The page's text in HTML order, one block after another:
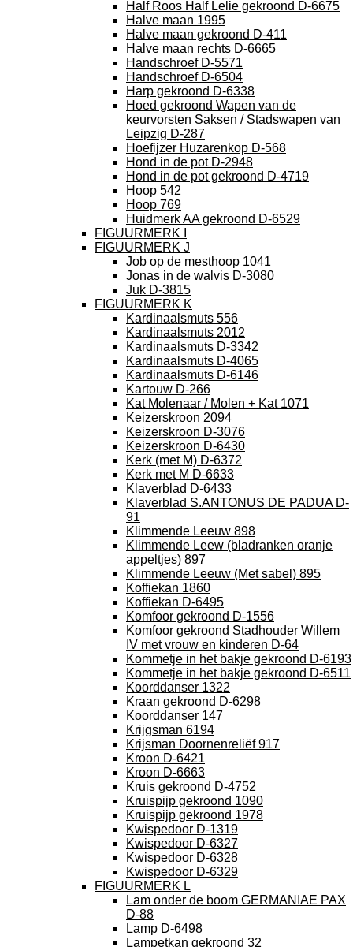
Half Roos Half Lelie gekroond D-6675
Halve maan 1995
Halve maan gekroond D-411
Halve maan rechts D-6665
Handschroef D-5571
Handschroef D-6504
Harp gekroond D-6338
Hoed gekroond Wapen van de
keurvorsten Saksen / Stadswapen van
Leipzig D-287
Hoefijzer Huzarenkop D-568
Hond in de pot D-2948
Hond in de pot gekroond D-4719
Hoop 542
Hoop 769
Huidmerk AA gekroond D-6529
FIGUURMERK I
FIGUURMERK J
Job op de mesthoop 1041
Jonas in de walvis D-3080
Juk D-3815
FIGUURMERK K
Kardinaalsmuts 556
Kardinaalsmuts 2012
Kardinaalsmuts D-3342
Kardinaalsmuts D-4065
Kardinaalsmuts D-6146
Kartouw D-266
Kat Molenaar / Molen + Kat 1071
Keizerskroon 2094
Keizerskroon D-3076
Keizerskroon D-6430
Kerk (met M) D-6372
Kerk met M D-6633
Klaverblad D-6433
Klaverblad S.ANTONUS DE PADUA D-
91
Klimmende Leeuw 898
Klimmende Leew (bladranken oranje
appeltjes) 897
Klimmende Leeuw (Met sabel) 895
Koffiekan 1860
Koffiekan D-6495
Komfoor gekroond D-1556
Komfoor gekroond Stadhouder Willem
IV met vrouw en kinderen D-64
Kommetje in het bakje gekroond D-6193
Kommetje in het bakje gekroond D-6511
Koorddanser 1322
Kraan gekroond D-6298
Koorddanser 147
Krijgsman 6194
Krijsman Doornenreliëf 917
Kroon D-6421
Kroon D-6663
Kruis gekroond D-4752
Kruispijp gekroond 1090
Kruispijp gekroond 1978
Kwispedoor D-1319
Kwispedoor D-6327
Kwispedoor D-6328
Kwispedoor D-6329
FIGUURMERK L
Lam onder de boom GERMANIAE PAX
D-88
Lamp D-6498
Lampetkan gekroond 32